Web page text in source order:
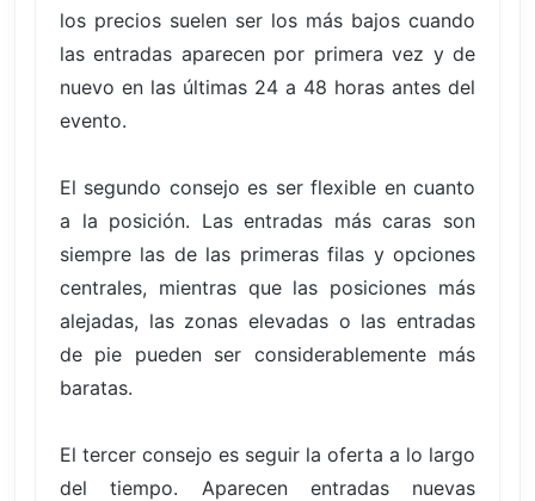
los precios suelen ser los más bajos cuando
las entradas aparecen por primera vez y de
nuevo en las últimas 24 a 48 horas antes del
evento.
El segundo consejo es ser flexible en cuanto
a la posición. Las entradas más caras son
siempre las de las primeras filas y opciones
centrales, mientras que las posiciones más
alejadas, las zonas elevadas o las entradas
de pie pueden ser considerablemente más
baratas.
El tercer consejo es seguir la oferta a lo largo
del tiempo. Aparecen entradas nuevas